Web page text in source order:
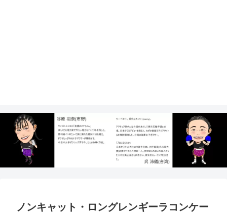
ノンキャット・ロングレンギーラコンケー